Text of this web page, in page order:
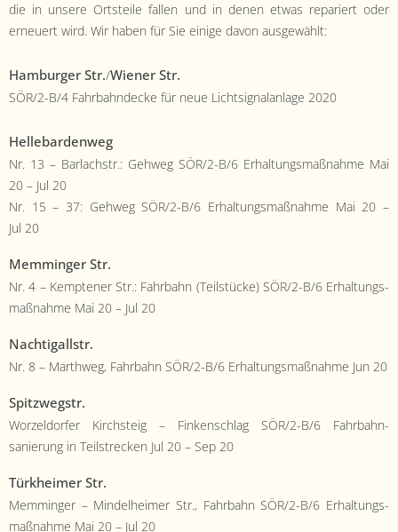
die in unsere Ort­steile fall­en und in denen etwas repari­ert oder
erneuert wird. Wir haben für Sie einige davon aus­gewählt:
Ham­burg­er Str./Wiener Str.
SÖR/2-B/4 Fahrbah­n­decke für neue Lichtsig­nalan­lage 2020
Helle­bar­den­weg
Nr. 13 – Bar­lach­str.: Gehweg SÖR/2-B/6 Erhal­tungs­maß­nahme Mai
20 – Jul 20
Nr. 15 – 37: Gehweg SÖR/2-B/6 Erhal­tungs­maß­nahme Mai 20 –
Jul 20
Mem­minger Str.
Nr. 4 – Kempten­er Str.: Fahrbahn (Teil­stücke) SÖR/2-B/6 Erhal­tungs­
maß­nahme Mai 20 – Jul 20
Nachti­gall­str.
Nr. 8 – Marth­weg, Fahrbahn SÖR/2-B/6 Erhal­tungs­maß­nahme Jun 20
Spitzwegstr.
Worzel­dor­fer Kirch­steig – Finken­schlag SÖR/2-B/6 Fahrbahn­
sanierung in Teil­streck­en Jul 20 – Sep 20
Türkheimer Str.
Mem­minger – Min­del­heimer Str., Fahrbahn SÖR/2-B/6 Erhal­tungs­
maß­nahme Mai 20 – Jul 20